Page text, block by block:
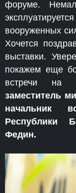
форуме.
вооруженных
Хочется
выставки.
покажем еще
встречи на
заместитель
начальник
Республики
Федин.